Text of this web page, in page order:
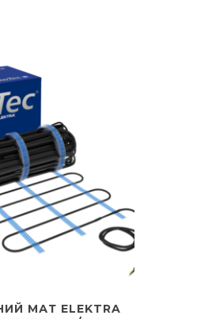
МАТ ELEKTRA